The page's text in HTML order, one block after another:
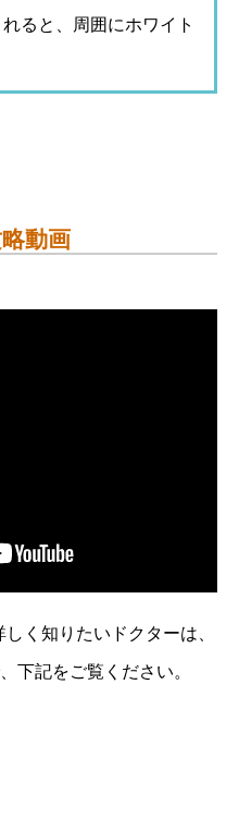
ると、周囲にホワイト
動画
く知りたいドクターは、
下記をご覧ください。